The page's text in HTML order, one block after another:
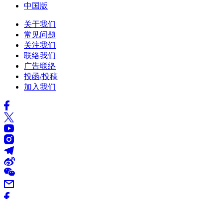
中国版
关于我们
常见问题
关注我们
联络我们
广告联络
投函/投稿
加入我们